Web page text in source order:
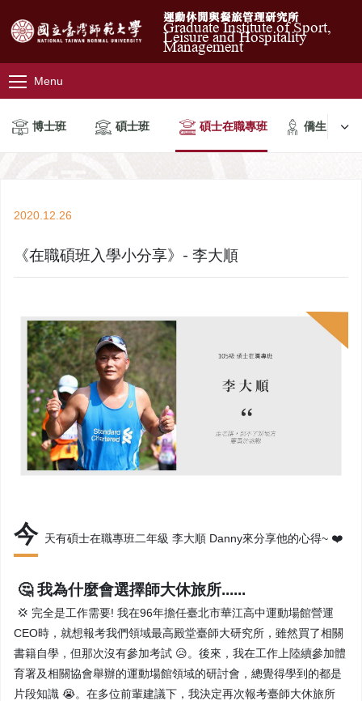
運動休閒與餐旅管理研究所
Graduate Institute of Sport,
Leisure and Hospitality
Management
Menu
博士班 碩士班 碩士在職專班 僑生
2020.12.26
《在職碩班入學小分享》- 李大順
今 天有碩士在職專班二年級 李大順 Danny來分享他的心得~ ❤️
🤔 我為什麼會選擇師大休旅所......
💢 完全是工作需要! 我在96年擔任臺北市華江高中運動場館營運
CEO時，就想報考我們領域最高殿堂臺師大研究所，雖然買了相關
書籍自學，但那次沒有參加考試 😥。後來，我在工作上陸續參加體
育署及相關協會舉辦的運動場館領域的研討會，總覺得學到的都是
片段知識 😭。在多位前輩建議下，我決定再次報考臺師大休旅所